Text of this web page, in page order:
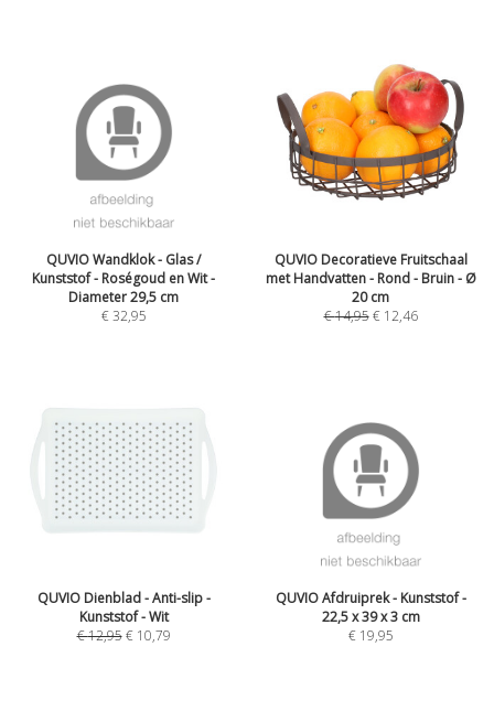
QUVIO Wandklok - Glas /
Kunststof - Roségoud en Wit -
Diameter 29,5 cm
€32,95
QUVIO Decoratieve Fruitschaal
met Handvatten - Rond - Bruin - Ø
20 cm
€14,95 € 12,46
QUVIO Dienblad - Anti-slip -
Kunststof - Wit
€12,95 € 10,79
QUVIO Afdruiprek - Kunststof -
22,5 x 39 x 3 cm
€ 19,95